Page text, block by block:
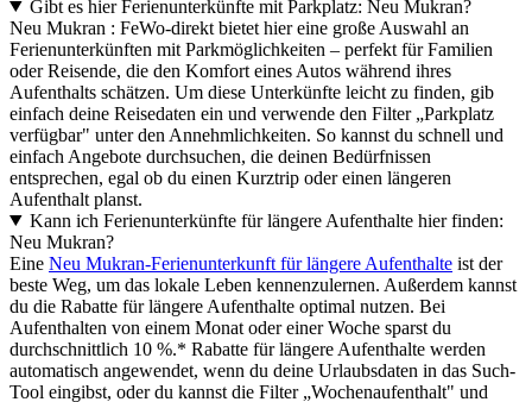
Gibt es hier Ferienunterkünfte mit Parkplatz: Neu Mukran?
Neu Mukran : FeWo-direkt bietet hier eine große Auswahl an
Ferienunterkünften mit Parkmöglichkeiten – perfekt für Familien
oder Reisende, die den Komfort eines Autos während ihres
Aufenthalts schätzen. Um diese Unterkünfte leicht zu finden, gib
einfach deine Reisedaten ein und verwende den Filter „Parkplatz
verfügbar" unter den Annehmlichkeiten. So kannst du schnell und
einfach Angebote durchsuchen, die deinen Bedürfnissen
entsprechen, egal ob du einen Kurztrip oder einen längeren
Aufenthalt planst.
Kann ich Ferienunterkünfte für längere Aufenthalte hier finden:
Neu Mukran?
Eine Neu Mukran-Ferienunterkunft für längere Aufenthalte ist der
beste Weg, um das lokale Leben kennenzulernen. Außerdem kannst
du die Rabatte für längere Aufenthalte optimal nutzen. Bei
Aufenthalten von einem Monat oder einer Woche sparst du
durchschnittlich 10 %.* Rabatte für längere Aufenthalte werden
automatisch angewendet, wenn du deine Urlaubsdaten in das Such-
Tool eingibst, oder du kannst die Filter „Wochenaufenthalt" und